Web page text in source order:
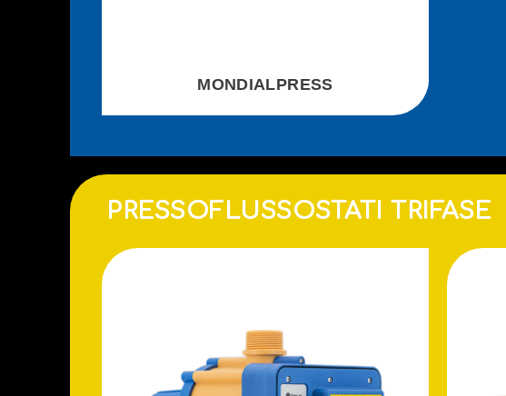
MONDIALPRESS
PRESSOFLUSSOSTATI TRIFASE